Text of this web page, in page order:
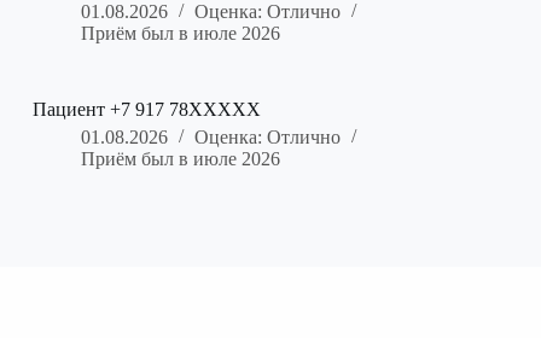
01.08.2026
Оценка: Отлично
Приём был в июле 2026
Пациент +7 917 78XXXXX
01.08.2026
Оценка: Отлично
Приём был в июле 2026